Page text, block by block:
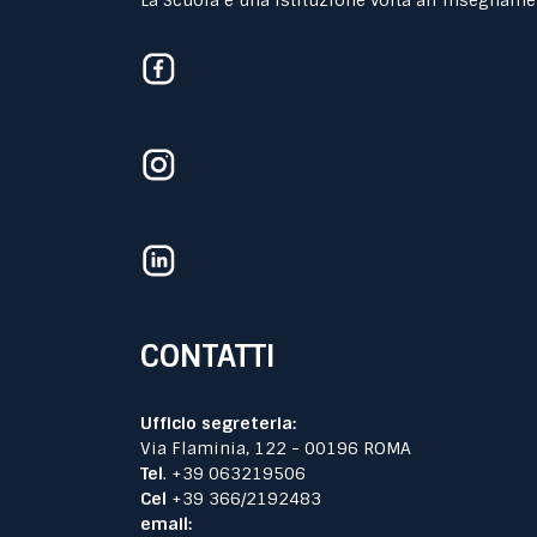
CONTATTI
Ufficio segreteria:
Via Flaminia, 122 - 00196 ROMA
Tel. +39 063219506
Cel +39 366/2192483
email: